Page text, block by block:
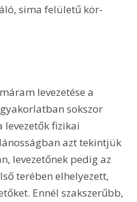
sima felületű kör-
levezetése a
sokszor
levezetők fizikai
azt tekintjük
levezetőnek pedig az
terében elhelyezett,
Ennél szakszerűbb,